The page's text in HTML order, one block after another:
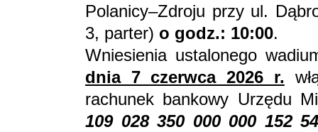
Polanicy–Zdroju przy ul.
3, parter) o godz.: 10:00.
Wniesienia ustalonego
dnia 7 czerwca 2026 r.
rachunek bankowy Urzędu
109 028 350 000 000 152